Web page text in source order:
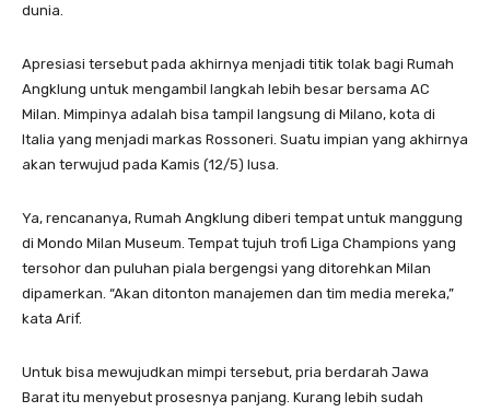
dunia.
Apresiasi tersebut pada akhirnya menjadi titik tolak bagi Rumah
Angklung untuk mengambil langkah lebih besar bersama AC
Milan. Mimpinya adalah bisa tampil langsung di Milano, kota di
Italia yang menjadi markas Rossoneri. Suatu impian yang akhirnya
akan terwujud pada Kamis (12/5) lusa.
Ya, rencananya, Rumah Angklung diberi tempat untuk manggung
di Mondo Milan Museum. Tempat tujuh trofi Liga Champions yang
tersohor dan puluhan piala bergengsi yang ditorehkan Milan
dipamerkan. “Akan ditonton manajemen dan tim media mereka,”
kata Arif.
Untuk bisa mewujudkan mimpi tersebut, pria berdarah Jawa
Barat itu menyebut prosesnya panjang. Kurang lebih sudah